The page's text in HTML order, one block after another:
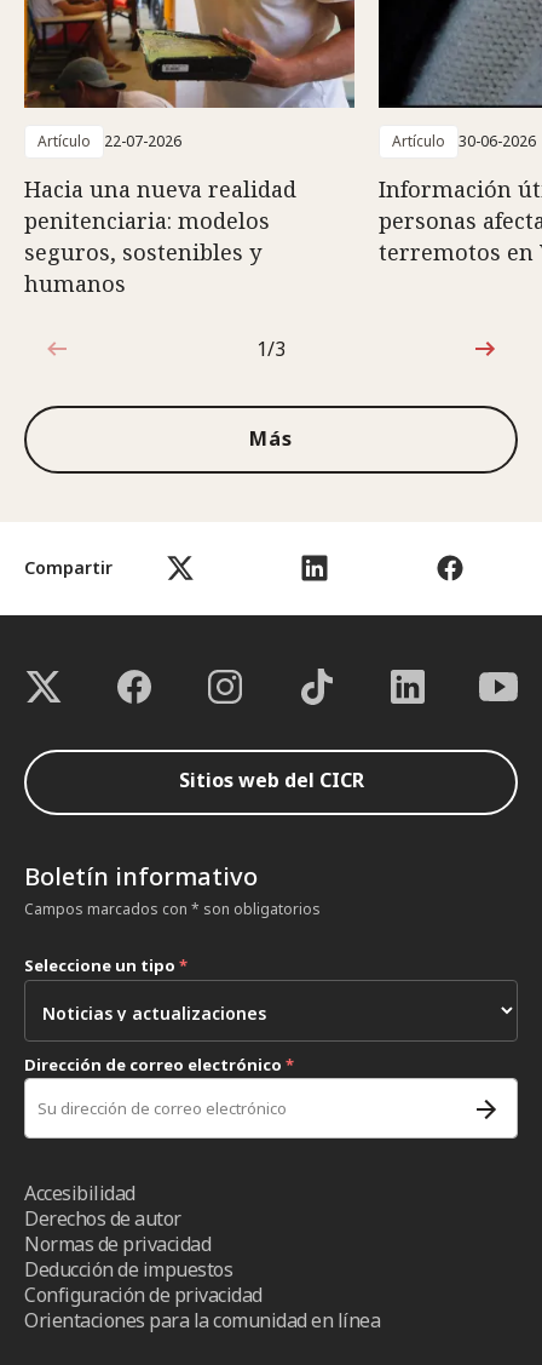
Compartir
Artículo 22-07-2026
Hacia una nueva realidad
penitenciaria: modelos
seguros, sostenibles y
humanos
Artículo 30-06-2026
Información
personas
terremotos en
1de3
1/3
Más
Sitios web del CICR
Boletín informativo
Campos marcados con * son obligatorios
Seleccione un tipo *
Dirección de correo electrónico *
Accesibilidad
Derechos de autor
Normas de privacidad
Deducción de impuestos
Configuración de privacidad
Orientaciones para la comunidad en línea